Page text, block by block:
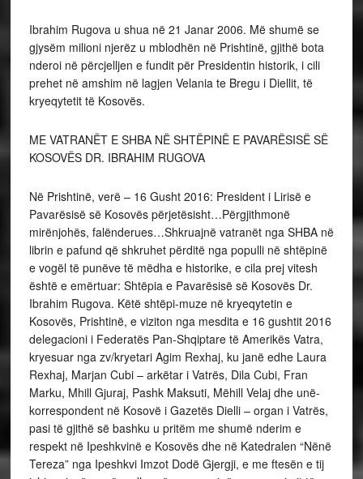
Ibrahim Rugova u shua në 21 Janar 2006. Më shumë se
gjysëm milioni njerëz u mblodhën në Prishtinë, gjithë bota
nderoi në përcjelljen e fundit për Presidentin historik, i cili
prehet në amshim në lagjen Velania te Bregu i Diellit, të
kryeqytetit të Kosovës.
ME VATRANËT E SHBA NË SHTËPINË E PAVARËSISË SË
KOSOVËS DR. IBRAHIM RUGOVA
Në Prishtinë, verë – 16 Gusht 2016: President i Lirisë e
Pavarësisë së Kosovës përjetësisht…Përgjithmonë
mirënjohës, falënderues…Shkruajnë vatranët nga SHBA në
librin e pafund që shkruhet përditë nga populli në shtëpinë
e vogël të punëve të mëdha e historike, e cila prej vitesh
është e emërtuar: Shtëpia e Pavarësisë së Kosovës Dr.
Ibrahim Rugova. Këtë shtëpi-muze në kryeqytetin e
Kosovës, Prishtinë, e viziton nga mesdita e 16 gushtit 2016
delegacioni i Federatës Pan-Shqiptare të Amerikës Vatra,
kryesuar nga zv/kryetari Agim Rexhaj, ku janë edhe Laura
Rexhaj, Marjan Cubi – arkëtar i Vatrës, Dila Cubi, Fran
Marku, Mhill Gjuraj, Pashk Maksuti, Mëhill Velaj dhe unë-
korrespondent në Kosovë i Gazetës Dielli – organ i Vatrës,
pasi të gjithë së bashku u pritëm me shumë nderim e
respekt në Ipeshkvinë e Kosovës dhe në Katedralen “Nënë
Tereza” nga Ipeshkvi Imzot Dodë Gjergji, e me ftesën e tij